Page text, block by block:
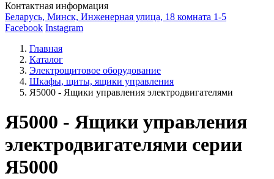
Контактная информация
Беларусь, Минск, Инженерная улица, 18 комната 1-5
Facebook Instagram
Главная
Каталог
Электрощитовое оборудование
Шкафы, щиты, ящики управления
Я5000 - Ящики управления электродвигателями
Я5000 - Ящики управления
электродвигателями серии
Я5000